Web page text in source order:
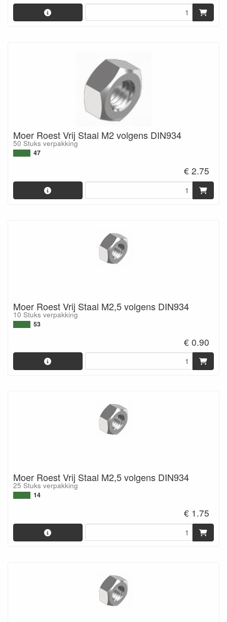
Moer Roest Vrij Staal M2 volgens DIN934
50 Stuks verpakking
47
€ 2.75
Moer Roest Vrij Staal M2,5 volgens DIN934
10 Stuks verpakking
53
€ 0.90
Moer Roest Vrij Staal M2,5 volgens DIN934
25 Stuks verpakking
14
€ 1.75